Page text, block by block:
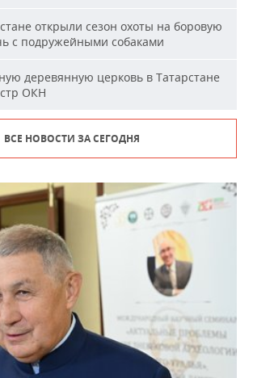
открыли сезон охоты на боровую
с подружейными собаками
деревянную церковь в Татарстане
ОКН
ВСЕ НОВОСТИ ЗА СЕГОДНЯ